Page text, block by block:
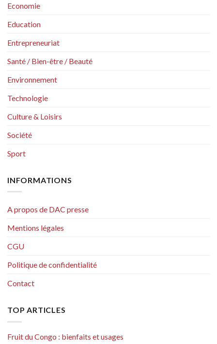
Economie
Education
Entrepreneuriat
Santé / Bien-être / Beauté
Environnement
Technologie
Culture & Loisirs
Société
Sport
INFORMATIONS
A propos de DAC presse
Mentions légales
CGU
Politique de confidentialité
Contact
TOP ARTICLES
Fruit du Congo : bienfaits et usages